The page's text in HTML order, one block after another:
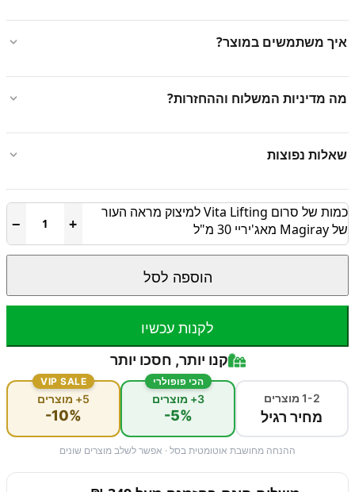
איך משתמשים במוצר?
מה מדיניות המשלוח וההחזרות?
שאלות נפוצות
כמות של סרום Vita Lifting למיצוק מראה העור
של Magiray מאג'יריי 30 מ"ל
+
−
הוספה לסל
לקנות עכשיו
קנו יותר, חסכו יותר
1-2 מוצרים
מחיר רגיל
הכי פופולרי
3+ מוצרים
-5%
VIP SALE
5+ מוצרים
-10%
ההנחה מחושבת אוטומטית בסל · אפשר לשלב מוצרים שונים